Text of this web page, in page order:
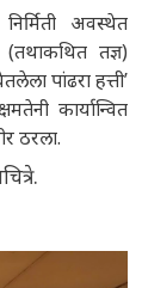
अवस्थेत
(तथाकथित तज्ञ)
पांढरा हत्ती’
कार्यान्वित
ठरला.